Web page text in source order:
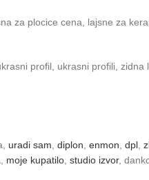
za plocice cena, lajsne za
profil, ukrasni profili, zidna
uradi sam, diplon, enmon, dpl,
moje kupatilo, studio izvor,